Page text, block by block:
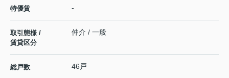
特優賃 -
取引態様 /
賃貸区分
仲介 / 一般
総戸数 46戸